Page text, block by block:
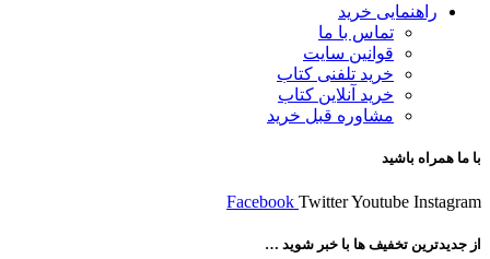
راهنمایی خرید
تماس با ما
قوانین سایت
خرید تلفنی کتاب
خرید آنلاین کتاب
مشاوره قبل خرید
با ما همراه باشید
Facebook TwitterYoutube Instagram
از جدیدترین تخفیف ها با خبر شوید …